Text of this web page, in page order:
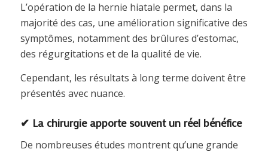
L’opération de la hernie hiatale permet, dans la
majorité des cas, une amélioration significative des
symptômes, notamment des brûlures d’estomac,
des régurgitations et de la qualité de vie.
Cependant, les résultats à long terme doivent être
présentés avec nuance.
✔ La chirurgie apporte souvent un réel bénéfice
De nombreuses études montrent qu’une grande